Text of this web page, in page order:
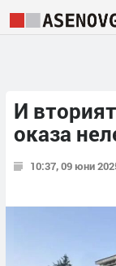
И
оказа
10:37, 09 юни